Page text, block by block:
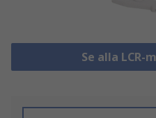
Se alla